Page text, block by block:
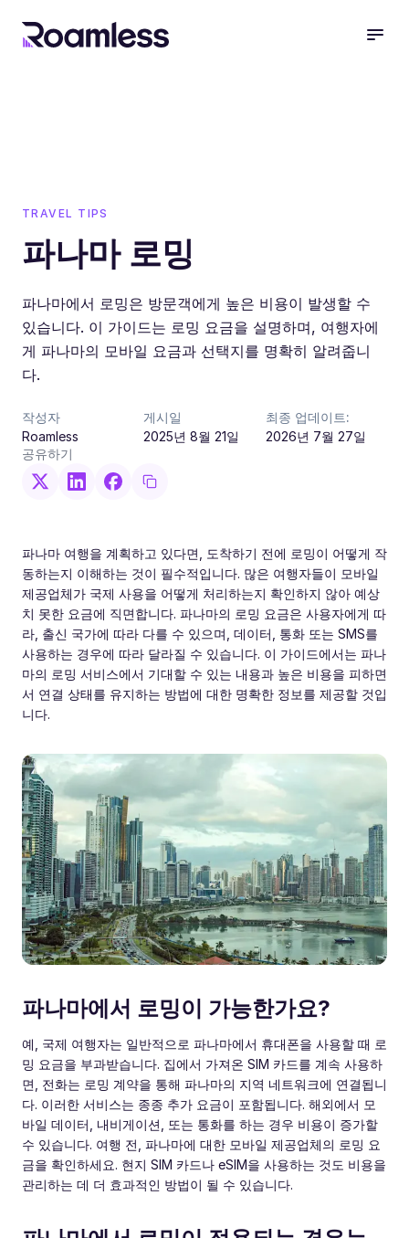
TRAVEL TIPS
파나마 로밍
파나마에서 로밍은 방문객에게 높은 비용이 발생할 수
있습니다. 이 가이드는 로밍 요금을 설명하며, 여행자에
게 파나마의 모바일 요금과 선택지를 명확히 알려줍니
다.
작성자
Roamless
게시일
2025년 8월 21일
최종 업데이트:
2026년 7월 27일
공유하기
파나마 여행을 계획하고 있다면, 도착하기 전에 로밍이 어떻게 작
동하는지 이해하는 것이 필수적입니다. 많은 여행자들이 모바일
제공업체가 국제 사용을 어떻게 처리하는지 확인하지 않아 예상
치 못한 요금에 직면합니다. 파나마의 로밍 요금은 사용자에게 따
라, 출신 국가에 따라 다를 수 있으며, 데이터, 통화 또는 SMS를
사용하는 경우에 따라 달라질 수 있습니다. 이 가이드에서는 파나
마의 로밍 서비스에서 기대할 수 있는 내용과 높은 비용을 피하면
서 연결 상태를 유지하는 방법에 대한 명확한 정보를 제공할 것입
니다.
파나마에서 로밍이 가능한가요?
예, 국제 여행자는 일반적으로 파나마에서 휴대폰을 사용할 때 로
밍 요금을 부과받습니다. 집에서 가져온 SIM 카드를 계속 사용하
면, 전화는 로밍 계약을 통해 파나마의 지역 네트워크에 연결됩니
다. 이러한 서비스는 종종 추가 요금이 포함됩니다. 해외에서 모
바일 데이터, 내비게이션, 또는 통화를 하는 경우 비용이 증가할
수 있습니다. 여행 전, 파나마에 대한 모바일 제공업체의 로밍 요
금을 확인하세요. 현지 SIM 카드나 eSIM을 사용하는 것도 비용을
관리하는 데 더 효과적인 방법이 될 수 있습니다.